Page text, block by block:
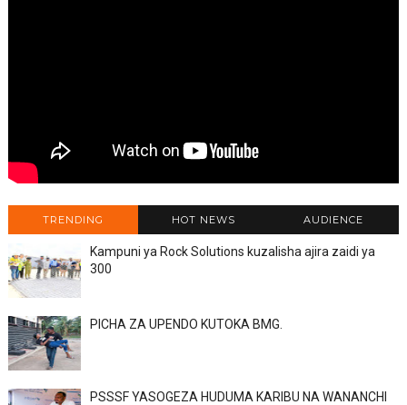
TRENDING HOT NEWS AUDIENCE
Kampuni ya Rock Solutions kuzalisha ajira zaidi ya
300
PICHA ZA UPENDO KUTOKA BMG.
PSSSF YASOGEZA HUDUMA KARIBU NA WANANCHI